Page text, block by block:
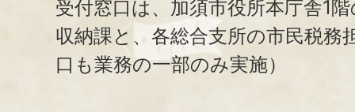
受付窓口は、加須市役所本庁舎1
収納課と、 各総合支所の市民税務
口も業務の一部のみ実施）